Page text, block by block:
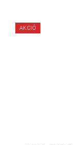
AKCIÓ